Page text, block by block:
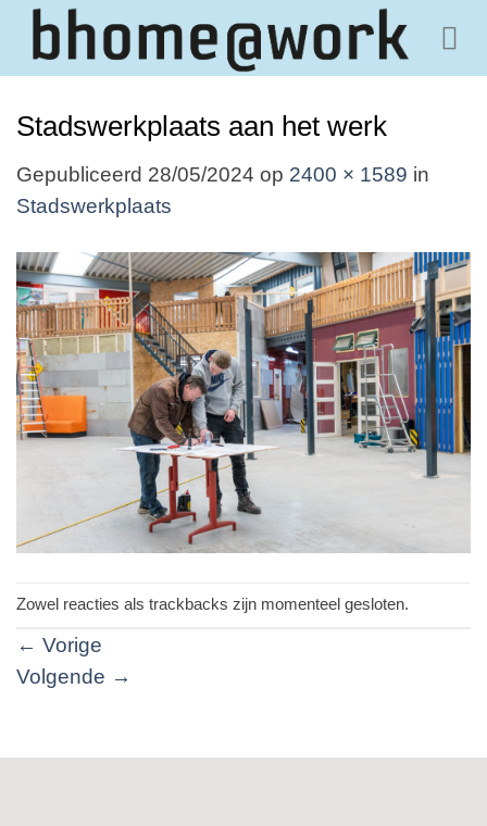
naar
inhoud
Stadswerkplaats aan het werk
Gepubliceerd 28/05/2024 op 2400 × 1589 in
Stadswerkplaats
Zowel reacties als trackbacks zijn momenteel gesloten.
← Vorige
Volgende →